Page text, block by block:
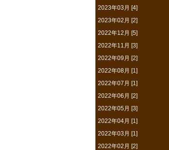
2023年03月 [4]
2023年02月 [2]
2022年12月 [5]
2022年11月 [3]
2022年09月 [2]
2022年08月 [1]
2022年07月 [1]
2022年06月 [2]
2022年05月 [3]
2022年04月 [1]
2022年03月 [1]
2022年02月 [2]